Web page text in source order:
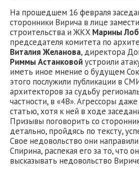
На прошедшем 16 февраля
сторонники Вирича в лице
строительства и ЖКХ Марины
председателя комитета по
Виталия Желанова, директора
Риммы Астанковойустроили
иметь иное мнение о будущем
этого послужили публикации в
архитекторов за судьбу
частности, в «4В». Агрессоры
статью, хотя к ней в ходе
Призывы поговорить со
детально, пройдясь по тексту,
Свое недовольство они
Спирина, распекая его за то, что
высказывать недовольство